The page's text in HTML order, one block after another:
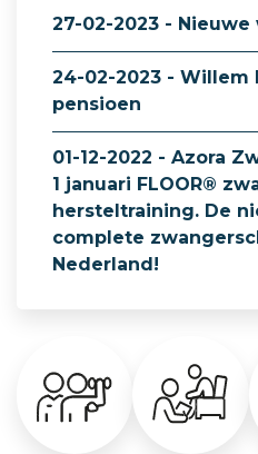
27-02-2023 -
24-02-2023 - Willem
pensioen
01-12-2022 - Azora
1 januari FLOOR®
hersteltraining. De
complete
Nederland!